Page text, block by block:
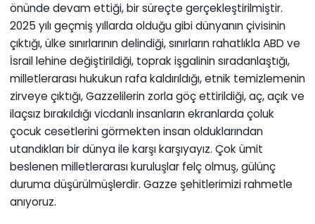
önünde devam ettiği, bir süreçte gerçekleştirilmiştir.
2025 yılı geçmiş yıllarda olduğu gibi dünyanın çivisinin
çıktığı, ülke sınırlarının delindiği, sınırların rahatlıkla ABD ve
İsrail lehine değiştirildiği, toprak işgalinin sıradanlaştığı,
milletlerarası hukukun rafa kaldırıldığı, etnik temizlemenin
zirveye çıktığı, Gazzelilerin zorla göç ettirildiği, aç, açık ve
ilaçsız bırakıldığı vicdanlı insanların ekranlarda çoluk
çocuk cesetlerini görmekten insan olduklarından
utandıkları bir dünya ile karşı karşıyayız. Çok ümit
beslenen milletlerarası kuruluşlar felç olmuş, gülünç
duruma düşürülmüşlerdir. Gazze şehitlerimizi rahmetle
anıyoruz.